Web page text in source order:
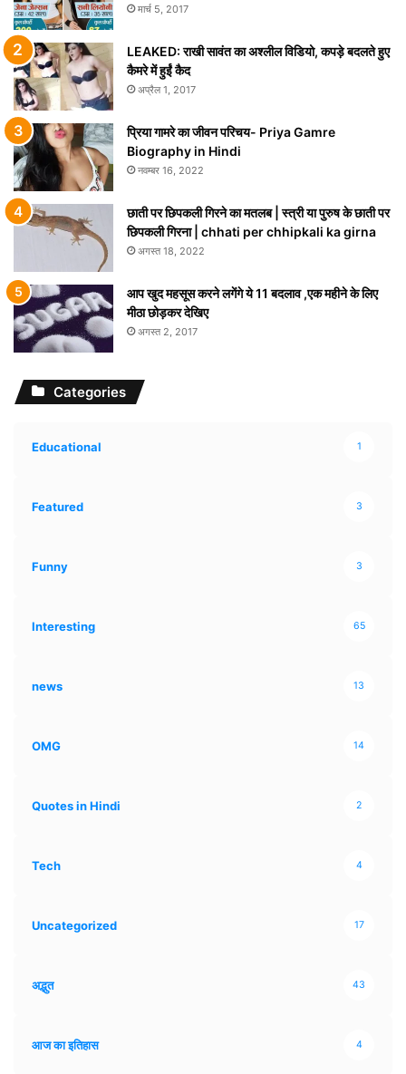
मार्च 5, 2017
LEAKED: राखी सावंत का अश्लील विडियो, कपड़े बदलते हुए
कैमरे में हुईं कैद
अप्रैल 1, 2017
प्रिया गामरे का जीवन परिचय- Priya Gamre
Biography in Hindi
नवम्बर 16, 2022
छाती पर छिपकली गिरने का मतलब | स्त्री या पुरुष के छाती पर
छिपकली गिरना | chhati per chhipkali ka girna
अगस्त 18, 2022
आप खुद महसूस करने लगेंगे ये 11 बदलाव ,एक महीने के लिए
मीठा छोड़कर देखिए
अगस्त 2, 2017
Categories
Educational 1
Featured 3
Funny 3
Interesting 65
news 13
OMG 14
Quotes in Hindi 2
Tech 4
Uncategorized 17
अद्भुत 43
आज का इतिहास 4